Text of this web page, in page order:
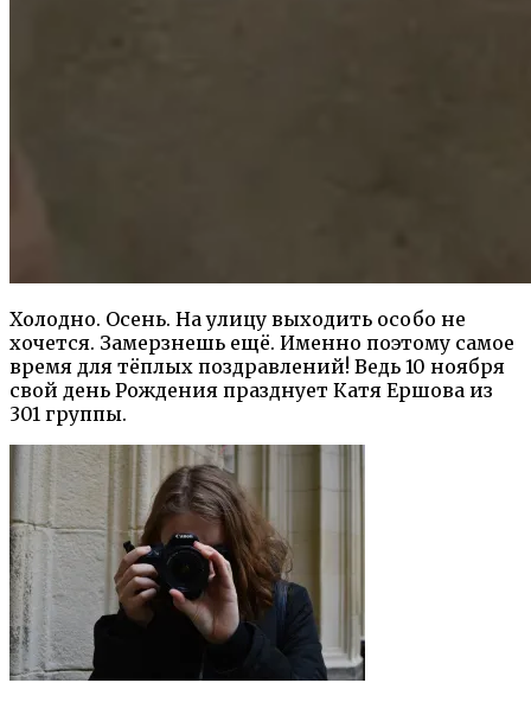
Холодно. Осень. На улицу выходить особо не
хочется. Замерзнешь ещё. Именно поэтому самое
время для тёплых поздравлений! Ведь 10 ноября
свой день Рождения празднует Катя Ершова из
301 группы.